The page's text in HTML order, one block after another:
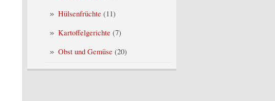
Hülsenfrüchte (11)
Kartoffelgerichte (7)
Obst und Gemüse (20)